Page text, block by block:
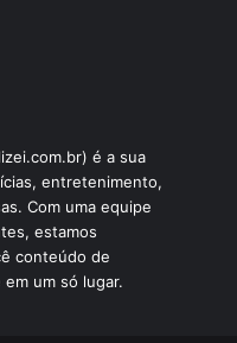
é a sua
entretenimento,
Com uma equipe
estamos
conteúdo de
um só lugar.